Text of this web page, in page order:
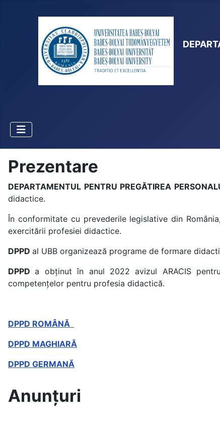
Prezentare
DEPARTAMENTUL PENTRU PREGĂTIREA
didactice.
În conformitate cu prevederile legislative din România,
exercitării profesiei didactice.
DPPD al UBB organizează programe de formare
DPPDa obținut în anul 2022 avizul ARACIS
competențelor pentru profesia didactică.
DPPD ROMÂNĂ
DPPD MAGHIARĂ
DPPD GERMANĂ
Anunțuri